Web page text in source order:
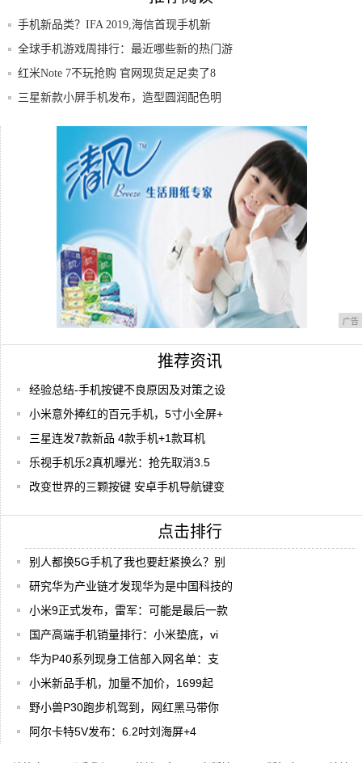
手机新品类？IFA 2019,海信首现手机新
全球手机游戏周排行：最近哪些新的热门游
戏进入
红米Note 7不玩抢购 官网现货足足卖了8
三星新款小屏手机发布，造型圆润配色明
iPhone 8真的值得买吗？看完这篇就知道
广告
推荐资讯
经验总结-手机按键不良原因及对策之设
小米意外捧红的百元手机，5寸小全屏+
三星连发7款新品 4款手机+1款耳机
乐视手机乐2真机曝光：抢先取消3.5
改变世界的三颗按键 安卓手机导航键变
点击排行
别人都换5G手机了我也要赶紧换么？别
研究华为产业链才发现华为是中国科技的
小米9正式发布，雷军：可能是最后一款
国产高端手机销量排行：小米垫底，vi
华为P40系列现身工信部入网名单：支
小米新品手机，加量不加价，1699起
野小兽P30跑步机驾到，网红黑马带你
阿尔卡特5V发布：6.2吋刘海屏+4